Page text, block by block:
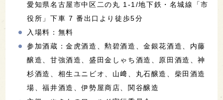
愛知県名古屋市中区二の丸 1-1/地下鉄・名城線「市
役所」下車 7 番出口より徒歩5分
入場料：無料
参加酒蔵：金虎酒造、勲碧酒造、金銀花酒造、内藤
醸造、甘強酒造、盛田金しゃち酒造、原田酒造、神
杉酒造、相生ユニビオ、山﨑、丸石醸造、柴田酒造
場、福井酒造、伊勢屋商店、関谷醸造